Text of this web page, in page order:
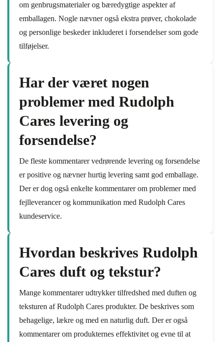
om genbrugsmaterialer og bæredygtige aspekter af
emballagen. Nogle nævner også ekstra prøver, chokolade
og personlige beskeder inkluderet i forsendelser som gode
tilføjelser.
Har der været nogen
problemer med Rudolph
Cares levering og
forsendelse?
De fleste kommentarer vedrørende levering og forsendelse
er positive og nævner hurtig levering samt god emballage.
Der er dog også enkelte kommentarer om problemer med
fejlleverancer og kommunikation med Rudolph Cares
kundeservice.
Hvordan beskrives Rudolph
Cares duft og tekstur?
Mange kommentarer udtrykker tilfredshed med duften og
teksturen af Rudolph Cares produkter. De beskrives som
behagelige, lækre og med en naturlig duft. Der er også
kommentarer om produkternes effektivitet og evne til at